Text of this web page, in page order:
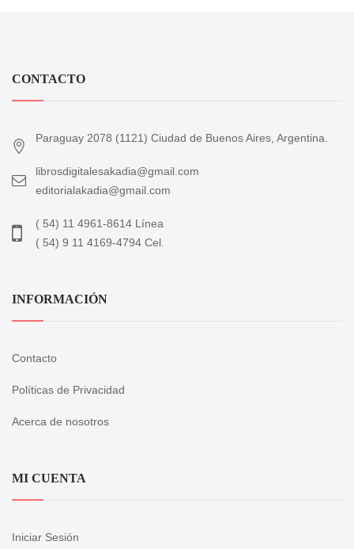
CONTACTO
Paraguay 2078 (1121) Ciudad de Buenos Aires, Argentina.
librosdigitalesakadia@gmail.com
editorialakadia@gmail.com
( 54) 11 4961-8614 Línea
( 54) 9 11 4169-4794 Cel.
INFORMACIÓN
Contacto
Políticas de Privacidad
Acerca de nosotros
MI CUENTA
Iniciar Sesión